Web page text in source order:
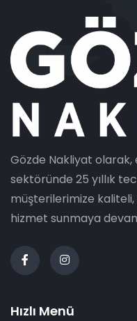
Gözde Nakliyat olarak,
sektöründe 25 yıllık
müşterilerimize
hizmet sunmaya
Hızlı Menü